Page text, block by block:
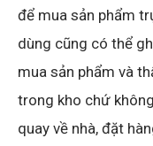
để mua sản phẩm
dùng cũng có thể
mua sản phẩm và
trong kho chứ
quay về nhà, đặt